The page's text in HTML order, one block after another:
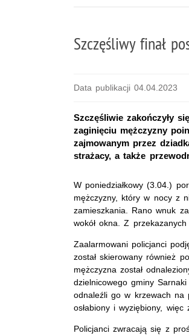
Szczęśliwy finał
Data publikacji 04.04.2023
Szczęśliwie zakończyły
zaginięciu mężczyzny
zajmowanym przez
strażacy, a także
W poniedziałkowy (3.04.)
mężczyzny, który w nocy z
zamieszkania. Rano wnuk
wokół okna. Z
Zaalarmowani policjanci
został skierowany również
mężczyzna został
dzielnicowego gminy Sarnaki
odnaleźli go w krzewach na
osłabiony i wyziębiony, więc
Policjanci zwracają się z